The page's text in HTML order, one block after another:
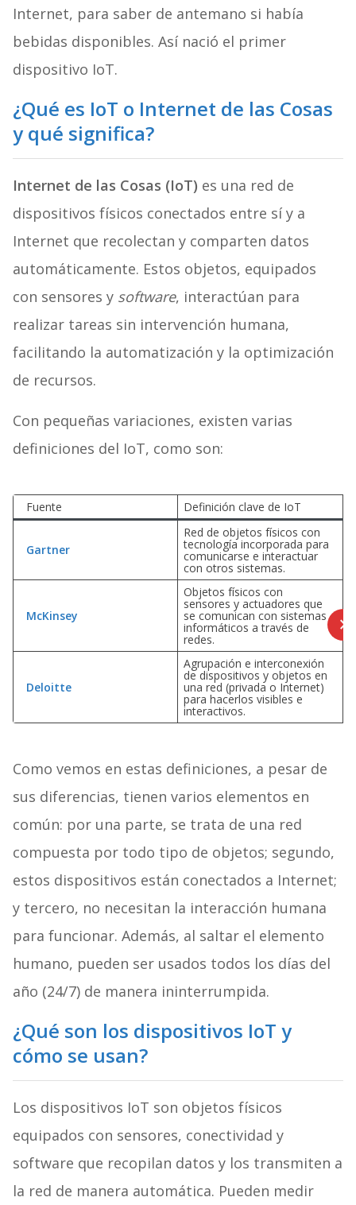
Internet, para saber de antemano si había
bebidas disponibles. Así nació el primer
dispositivo IoT.
¿Qué es IoT o Internet de las Cosas
y qué significa?
Internet de las Cosas (IoT) es una red de
dispositivos físicos conectados entre sí y a
Internet que recolectan y comparten datos
automáticamente. Estos objetos, equipados
con sensores y software, interactúan para
realizar tareas sin intervención humana,
facilitando la automatización y la optimización
de recursos.
Con pequeñas variaciones, existen varias
definiciones del IoT, como son:
Fuente Definición clave de IoT
Gartner
Red de objetos físicos con
tecnología incorporada para
comunicarse e interactuar
con otros sistemas.
McKinsey
Objetos físicos con
sensores y actuadores que
se comunican con sistemas
informáticos a través de
redes.
Deloitte
Agrupación e interconexión
de dispositivos y objetos en
una red (privada o Internet)
para hacerlos visibles e
interactivos.
Como vemos en estas definiciones, a pesar de
sus diferencias, tienen varios elementos en
común: por una parte, se trata de una red
compuesta por todo tipo de objetos; segundo,
estos dispositivos están conectados a Internet;
y tercero, no necesitan la interacción humana
para funcionar. Además, al saltar el elemento
humano, pueden ser usados todos los días del
año (24/7) de manera ininterrumpida.
¿Qué son los dispositivos IoT y
cómo se usan?
Los dispositivos IoT son objetos físicos
equipados con sensores, conectividad y
software que recopilan datos y los transmiten a
la red de manera automática. Pueden medir